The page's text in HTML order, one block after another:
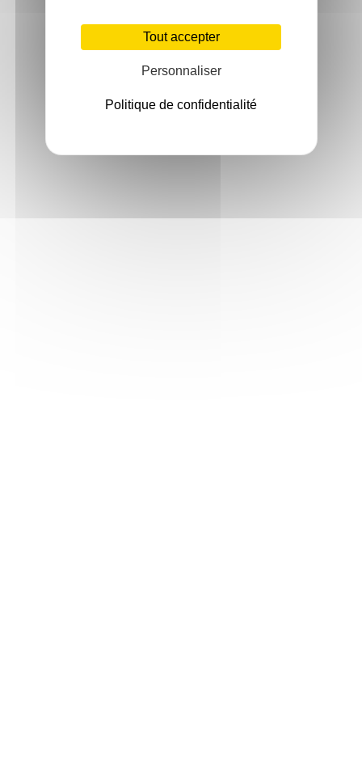
Tout accepter
Personnaliser
Politique de confidentialité